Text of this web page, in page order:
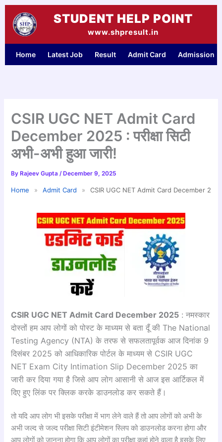
Skip
content
STUDENT HELP POINT
www.shpresult.in
Home Latest Job Result Admit Card Admission
CSIR UGC NET Admit Card
December 2025 : परीक्षा सिटी
अभी-अभी हुआ जारी!
By Rajeev Gupta/ December 9, 2025
Home » Admit Card » CSIR UGC NET Admit Card December 2025 :
CSIR UGC NET Admit Card December 2025 : नमस्कार
दोस्तों हम आप लोगों को पोस्ट के माध्यम से बता दूँ की The National
Testing Agency (NTA) के तरफ से सफलतापूर्वक आज दिनांक 9
दिसंबर 2025 को आधिकारिक पोर्टल के माध्यम से CSIR UGC
NET Exam City Intimation Slip December 2025 का
जारी कर दिया गया है जिसे आप लोग आसानी से आज इस आर्टिकल में
दिए हुए लिंक पर क्लिक करके डाउनलोड कर सकते हैं।
तो यदि आप लोग भी इसके परीक्षा में भाग लेने वाले हैं तो आप लोगों को अभी के
अभी जल्द से जल्द परीक्षा सिटी इंटीमेशन स्लिप को डाउनलोड करना होगा और
आप लोगों को जानना होगा कि आप लोगों का परीक्षा कहां होने वाला है इसके लिए